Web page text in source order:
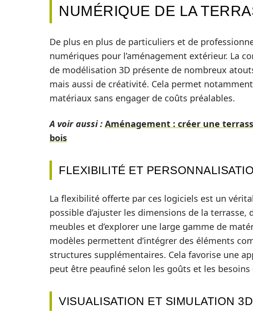
NUMÉRIQUE DE LA
De plus en plus de particuliers et de
numériques pour l’aménagement extérieur. La
de modélisation 3D présente de nombreux
mais aussi de créativité. Cela permet
matériaux sans engager de coûts préalables.
A voir aussi : Aménagement : créer une
bois
FLEXIBILITÉ ET
La flexibilité offerte par ces logiciels est un
possible d’ajuster les dimensions de la
meubles et d’explorer une large gamme de
modèles permettent d’intégrer des éléments
structures supplémentaires. Cela favorise une
peut être peaufiné selon les goûts et les besoins
VISUALISATION ET SIMULATION 3D